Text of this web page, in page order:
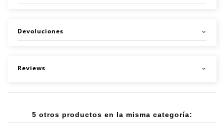
Devoluciones
Reviews
5 otros productos en la misma categoría: